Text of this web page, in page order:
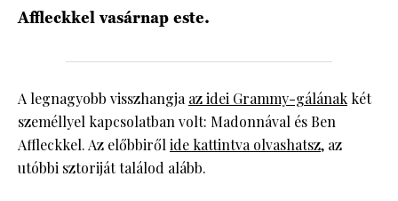
Affleckkel vasárnap este.
A legnagyobb visszhangjaaz idei Grammy-gálának két
személlyel kapcsolatban volt: Madonnával és Ben
Affleckkel. Az előbbirőlide kattintva olvashatsz, az
utóbbi sztoriját találod alább.